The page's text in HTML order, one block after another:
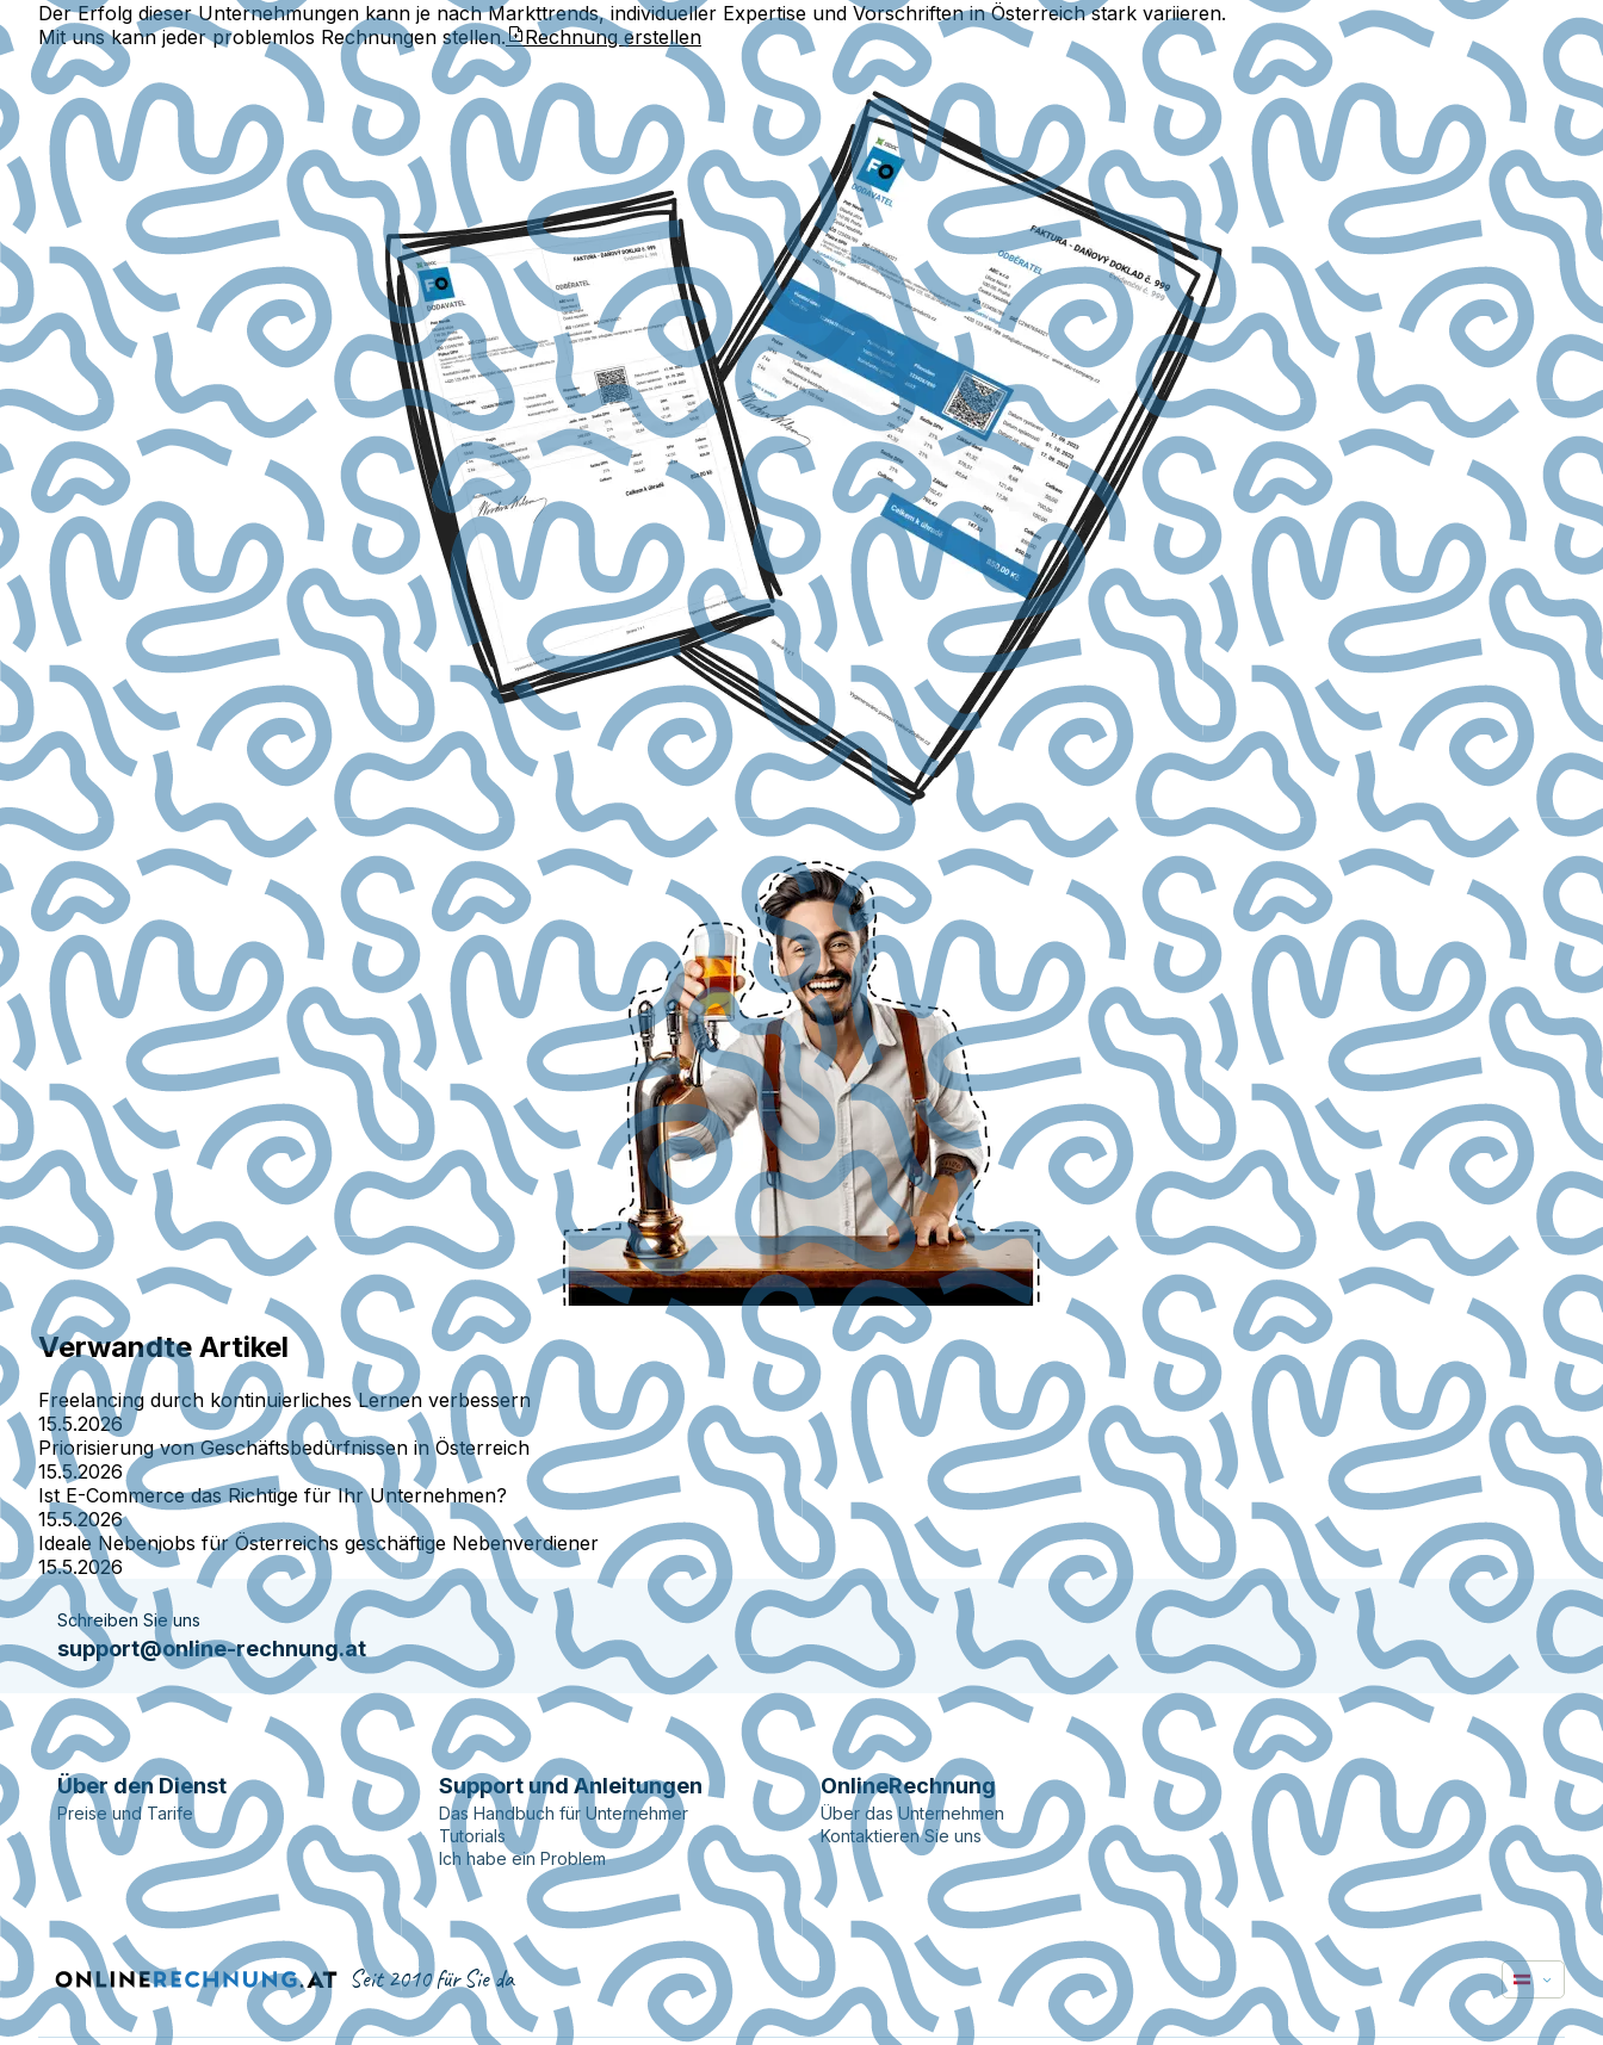
Der Erfolg dieser Unternehmungen kann je nach Markttrends, individueller Expertise und Vorschriften in Österreich stark variieren.
Mit uns kann jeder problemlos Rechnungen stellen.
Rechnung erstellen
Verwandte Artikel
Freelancing durch kontinuierliches Lernen verbessern
15.5.2026
Priorisierung von Geschäftsbedürfnissen in Österreich
15.5.2026
Ist E-Commerce das Richtige für Ihr Unternehmen?
15.5.2026
Ideale Nebenjobs für Österreichs geschäftige Nebenverdiener
15.5.2026
Schreiben Sie uns
support@online-rechnung.at
Über den Dienst
Preise und Tarife
Support und Anleitungen
Das Handbuch für Unternehmer
Tutorials
Ich habe ein Problem
OnlineRechnung
Über das Unternehmen
Kontaktieren Sie uns
Seit 2010 für Sie da